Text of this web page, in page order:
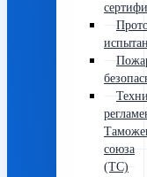
союза
(ТС)